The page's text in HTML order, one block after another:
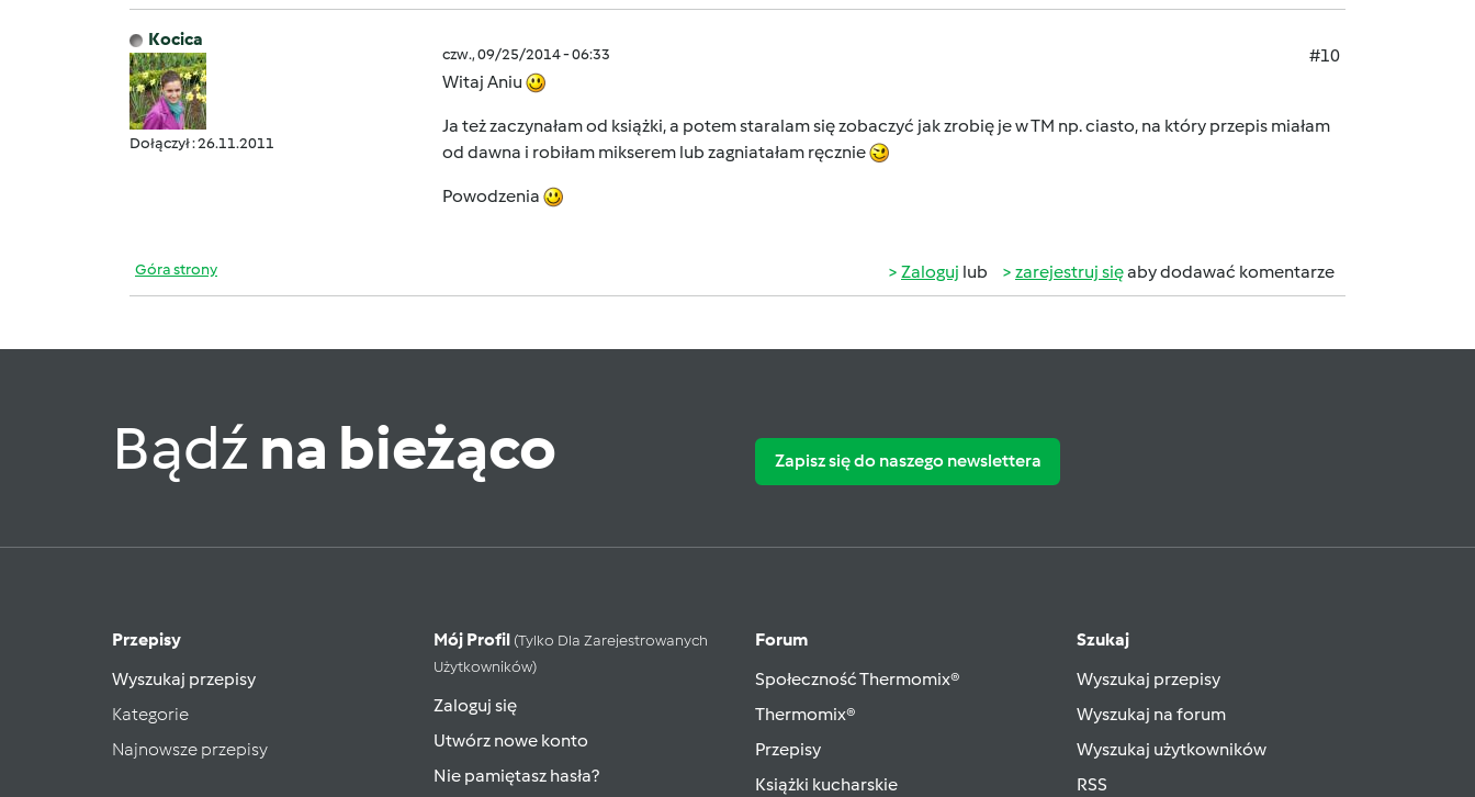
Kocica
Dołączył : 26.11.2011
czw., 09/25/2014 - 06:33
#10
Witaj Aniu
Ja też zaczynałam od książki, a potem staralam się zobaczyć jak zrobię je w TM np. ciasto, na który przepis miałam
od dawna i robiłam mikserem lub zagniatałam ręcznie
Powodzenia
Góra strony Zaloguj lub zarejestruj sięaby dodawać komentarze
Bądź na bieżąco Zapisz się do naszego newslettera
Przepisy
Wyszukaj przepisy
Kategorie
Najnowsze przepisy
Mój Profil (tylko Dla Zarejestrowanych
Użytkowników)
Zaloguj się
Utwórz nowe konto
Nie pamiętasz hasła?
Forum
Społeczność Thermomix®
Thermomix®
Przepisy
Książki kucharskie
Szukaj
Wyszukaj przepisy
Wyszukaj na forum
Wyszukaj użytkowników
RSS